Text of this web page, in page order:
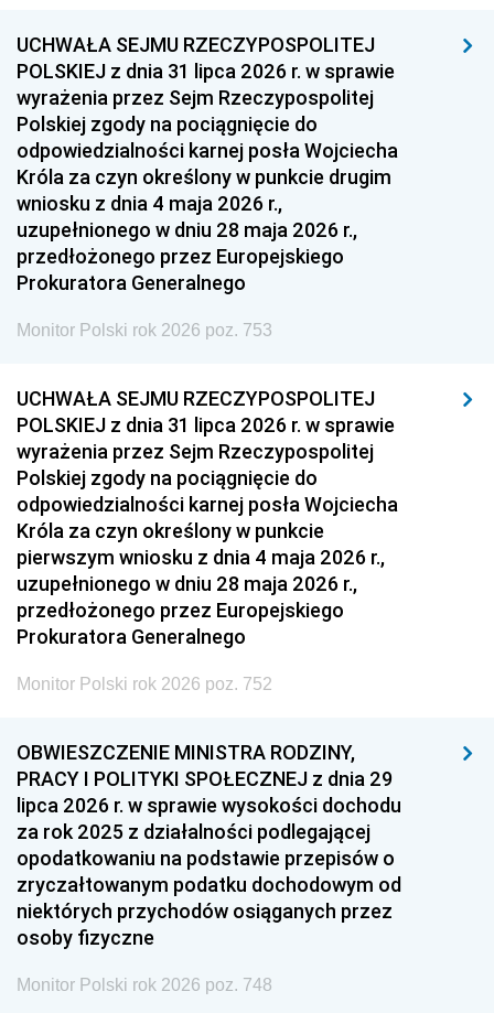
UCHWAŁA SEJMU RZECZYPOSPOLITEJ
POLSKIEJ z dnia 31 lipca 2026 r. w sprawie
wyrażenia przez Sejm Rzeczypospolitej
Polskiej zgody na pociągnięcie do
odpowiedzialności karnej posła Wojciecha
Króla za czyn określony w punkcie drugim
wniosku z dnia 4 maja 2026 r.,
uzupełnionego w dniu 28 maja 2026 r.,
przedłożonego przez Europejskiego
Prokuratora Generalnego
Monitor Polski rok 2026 poz. 753
UCHWAŁA SEJMU RZECZYPOSPOLITEJ
POLSKIEJ z dnia 31 lipca 2026 r. w sprawie
wyrażenia przez Sejm Rzeczypospolitej
Polskiej zgody na pociągnięcie do
odpowiedzialności karnej posła Wojciecha
Króla za czyn określony w punkcie
pierwszym wniosku z dnia 4 maja 2026 r.,
uzupełnionego w dniu 28 maja 2026 r.,
przedłożonego przez Europejskiego
Prokuratora Generalnego
Monitor Polski rok 2026 poz. 752
OBWIESZCZENIE MINISTRA RODZINY,
PRACY I POLITYKI SPOŁECZNEJ z dnia 29
lipca 2026 r. w sprawie wysokości dochodu
za rok 2025 z działalności podlegającej
opodatkowaniu na podstawie przepisów o
zryczałtowanym podatku dochodowym od
niektórych przychodów osiąganych przez
osoby fizyczne
Monitor Polski rok 2026 poz. 748